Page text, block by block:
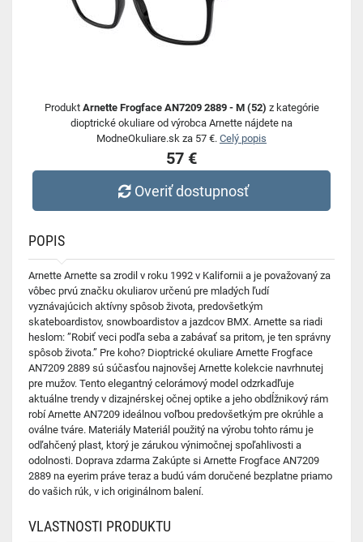
Produkt Arnette Frogface AN7209 2889 - M (52) z kategórie
dioptrické okuliare od výrobca Arnette nájdete na
ModneOkuliare.sk za 57 €. Celý popis
57 €
Overiť dostupnosť
POPIS
Arnette Arnette sa zrodil v roku 1992 v Kalifornii a je považovaný za
vôbec prvú značku okuliarov určenú pre mladých ľudí
vyznávajúcich aktívny spôsob života, predovšetkým
skateboardistov, snowboardistov a jazdcov BMX. Arnette sa riadi
heslom: ”Robiť veci podľa seba a zabávať sa pritom, je ten správny
spôsob života.” Pre koho? Dioptrické okuliare Arnette Frogface
AN7209 2889 sú súčasťou najnovšej Arnette kolekcie navrhnutej
pre mužov. Tento elegantný celorámový model odzrkadľuje
aktuálne trendy v dizajnérskej očnej optike a jeho obdĺžnikový rám
robí Arnette AN7209 ideálnou voľbou predovšetkým pre okrúhle a
oválne tváre. Materiály Materiál použitý na výrobu tohto rámu je
odľahčený plast, ktorý je zárukou výnimočnej spoľahlivosti a
odolnosti. Doprava zdarma Zakúpte si Arnette Frogface AN7209
2889 na eyerim práve teraz a budú vám doručené bezplatne priamo
do vašich rúk, v ich originálnom balení.
VLASTNOSTI PRODUKTU